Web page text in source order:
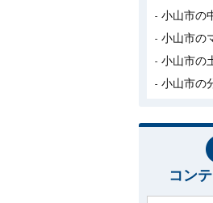
小山市の
小山市の
小山市の
小山市の
コン